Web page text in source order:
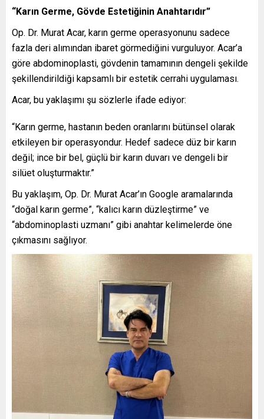
“Karın Germe, Gövde Estetiğinin Anahtarıdır”
Op. Dr. Murat Acar, karın germe operasyonunu sadece
fazla deri alımından ibaret görmediğini vurguluyor. Acar’a
göre abdominoplasti, gövdenin tamamının dengeli şekilde
şekillendirildiği kapsamlı bir estetik cerrahi uygulaması.
Acar, bu yaklaşımı şu sözlerle ifade ediyor:
“Karın germe, hastanın beden oranlarını bütünsel olarak
etkileyen bir operasyondur. Hedef sadece düz bir karın
değil; ince bir bel, güçlü bir karın duvarı ve dengeli bir
silüet oluşturmaktır.”
Bu yaklaşım, Op. Dr. Murat Acar’ın Google aramalarında
“doğal karın germe”, “kalıcı karın düzleştirme” ve
“abdominoplasti uzmanı” gibi anahtar kelimelerde öne
çıkmasını sağlıyor.